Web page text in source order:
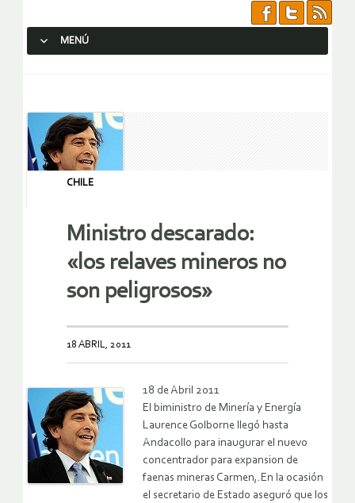
MENÚ
CHILE
Ministro descarado:
«los relaves mineros no
son peligrosos»
18 ABRIL, 2011
18 de Abril 2011
El biministro de Minería y Energía
Laurence Golborne llegó hasta
Andacollo para inaugurar el nuevo
concentrador para expansion de
faenas mineras Carmen,.En la ocasión
el secretario de Estado aseguró que los